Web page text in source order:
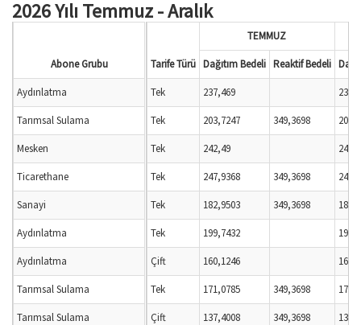
2026 Yılı Temmuz - Aralık
TEMMUZ
Tarife Türü Dağıtım Bedeli Reaktif Bedeli
Tek 237,469
Tek 203,7247 349,3698
Tek 242,49
Tek 247,9368 349,3698
Tek 182,9503 349,3698
Tek 199,7432
Çift 160,1246
Tek 171,0785 349,3698
Çift 137,4008 349,3698
Abone Grubu
Aydınlatma
Tarımsal Sulama
Mesken
Ticarethane
Sanayi
Aydınlatma
Aydınlatma
Tarımsal Sulama
Tarımsal Sulama